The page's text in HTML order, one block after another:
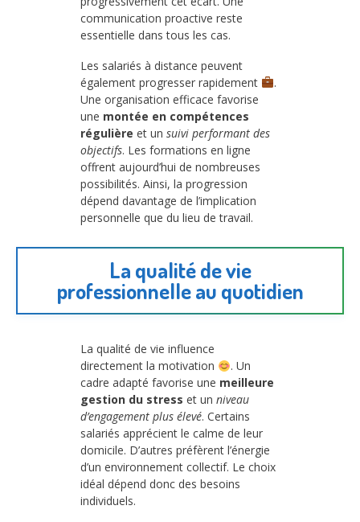
communication proactive reste
essentielle dans tous les cas.
Les salariés à distance peuvent
également progresser rapidement
.
Une organisation efficace favorise
une montée en compétences
régulière et un suivi performant des
objectifs. Les formations en ligne
offrent aujourd’hui de nombreuses
possibilités. Ainsi, la progression
dépend davantage de l’implication
personnelle que du lieu de travail.
La qualité de vie
professionnelle au quotidien
La qualité de vie influence
directement la motivation
. Un
cadre adapté favorise une meilleure
gestion du stress et un niveau
d’engagement plus élevé. Certains
salariés apprécient le calme de leur
domicile. D’autres préfèrent l’énergie
d’un environnement collectif. Le choix
idéal dépend donc des besoins
individuels.